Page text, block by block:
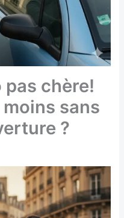
chère!
sans
?